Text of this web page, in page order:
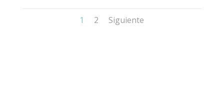
1 2 Siguiente